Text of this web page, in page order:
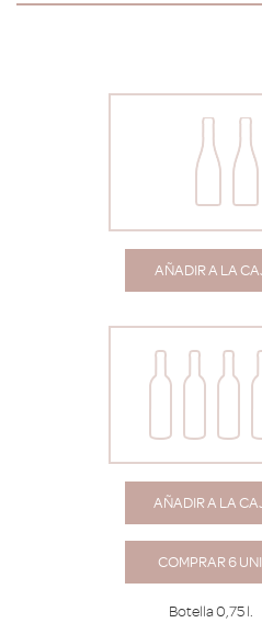
AÑADIR A LA
AÑADIR A LA
COMPRAR 6
Botella 0,75 l.